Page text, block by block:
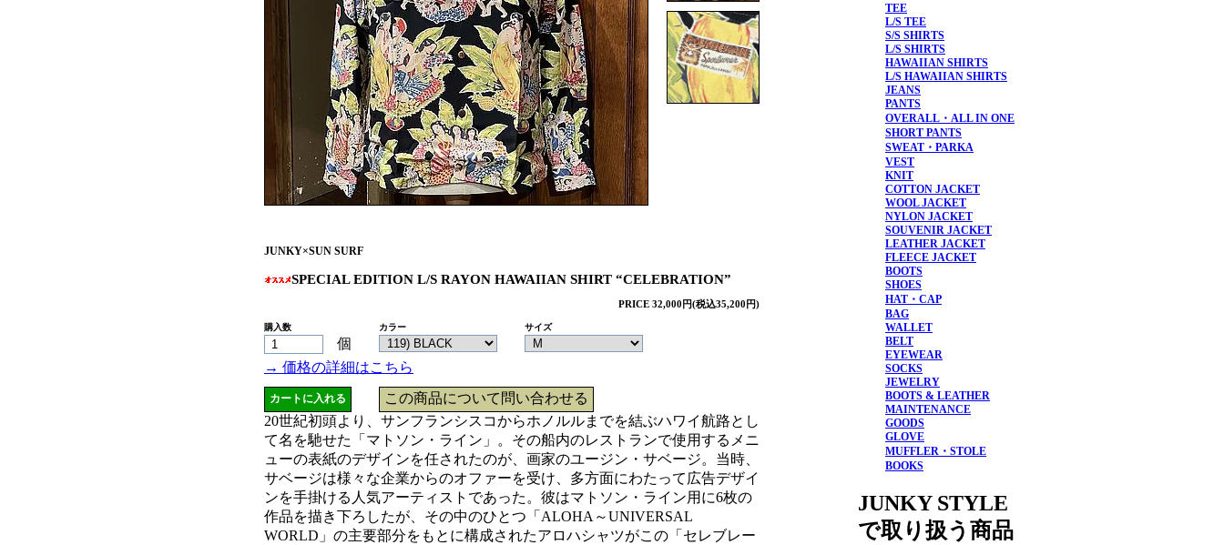
JUNKY×SUN SURF
SPECIAL EDITION L/S RAYON HAWAIIAN SHIRT “CELEBRATION”
PRICE 32,000円(税込35,200円)
購入数
個
カラー サイズ
→ 価格の詳細はこちら
この商品について問い合わせる
20世紀初頭より、サンフランシスコからホノルルまでを結ぶハワイ航路とし
て名を馳せた「マトソン・ライン」。その船内のレストランで使用するメニ
ューの表紙のデザインを任されたのが、画家のユージン・サベージ。当時、
サベージは様々な企業からのオファーを受け、多方面にわたって広告デザイ
ンを手掛ける人気アーティストであった。彼はマトソン・ライン用に6枚の
作品を描き下ろしたが、その中のひとつ「ALOHA～UNIVERSAL
WORLD」の主要部分をもとに構成されたアロハシャツがこの「セレブレー
TEE
L/S TEE
S/S SHIRTS
L/S SHIRTS
HAWAIIAN SHIRTS
L/S HAWAIIAN SHIRTS
JEANS
PANTS
OVERALL・ALL IN ONE
SHORT PANTS
SWEAT・PARKA
VEST
KNIT
COTTON JACKET
WOOL JACKET
NYLON JACKET
SOUVENIR JACKET
LEATHER JACKET
FLEECE JACKET
BOOTS
SHOES
HAT・CAP
BAG
WALLET
BELT
EYEWEAR
SOCKS
JEWELRY
BOOTS & LEATHER
MAINTENANCE
GOODS
GLOVE
MUFFLER・STOLE
BOOKS
JUNKY STYLE
で取り扱う商品